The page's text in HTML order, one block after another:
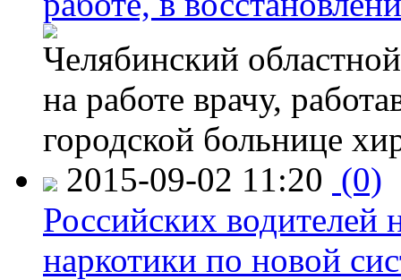
Челябинский
на работе врачу,
городской больнице
2015-09-02 11:20 (0)
Российских водителей
наркотики по новой